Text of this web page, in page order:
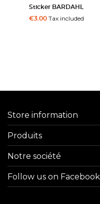
Sticker BARDAHL
€3.00Tax included
Store information
Produits
Notre société
Follow us on Facebook